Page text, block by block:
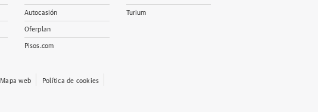
Autocasión
Oferplan
Pisos.com
Turium
Mapa web Política de cookies